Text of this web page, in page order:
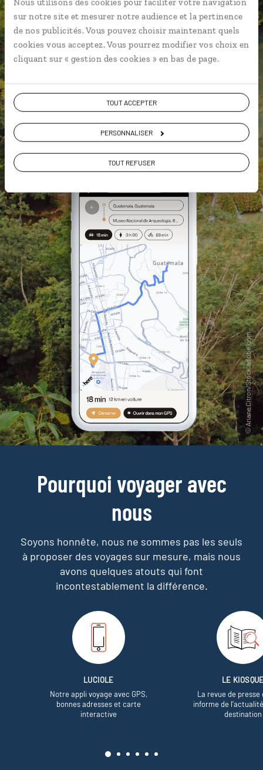
sur notre site et mesurer notre audience et la pertinence
de nos publicités. Vous pouvez choisir maintenant quels
cookies vous acceptez. Vous pourrez modifier vos choix en
cliquant sur « gestion des cookies » en bas de page.
TOUT ACCEPTER
PERSONNALISER
TOUT REFUSER
Notre sélection decomedores
Les plus beaux sites mayas
géolocalisés
vous-même
DÉCOUVRIR LUCIOLE
Pourquoi voyager avec
nous
Soyons honnête, nous ne sommes pas les seuls
à proposer des voyages sur mesure, mais nous
avons quelques atouts qui font
incontestablement la différence.
LUCIOLE
Notre appli voyage avec GPS,
bonnes adresses et carte
interactive
LE
La revue de presse
informe de
destination